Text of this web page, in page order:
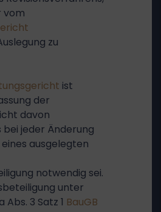
vom
zu
ist
der
davon
bei jeder Änderung
ausgelegten
notwendig sei.
unter
3 Satz 1 BauGB